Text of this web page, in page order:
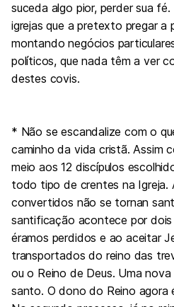
suceda algo pior, perder sua
igrejas que a pretexto pregar a
montando negócios
políticos, que nada têm a ver
destes covis.
* Não se escandalize com o
caminho da vida cristã. Assim
meio aos 12 discípulos
todo tipo de crentes na Igreja.
convertidos não se tornan
santificação acontece por dois
éramos perdidos e ao aceitar
transportados do reino das
ou o Reino de Deus. Uma
santo. O dono do Reino agora